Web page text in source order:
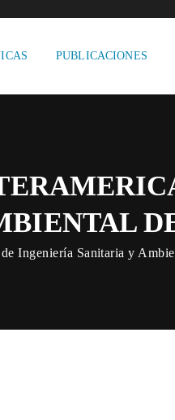
PUBLICACIONES
Ingeniería Sanitaria y